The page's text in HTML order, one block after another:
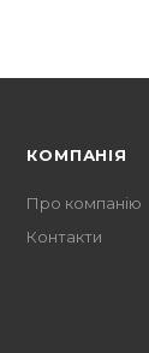
КОМПАНІЯ
Про компанію
Контакти